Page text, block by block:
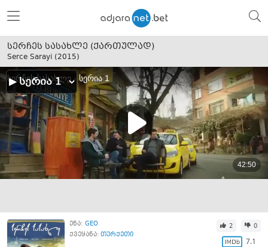
სერჩეს სასახლე (ქართულად)
Serce Sarayi (2015)
ენა: GEO
ქვეყანა: თურქეთი
2 0
7.1